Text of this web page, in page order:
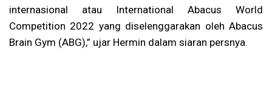
internasional atau International Abacus World
Competition 2022 yang diselenggarakan oleh Abacus
Brain Gym (ABG),” ujar Hermin dalam siaran persnya.